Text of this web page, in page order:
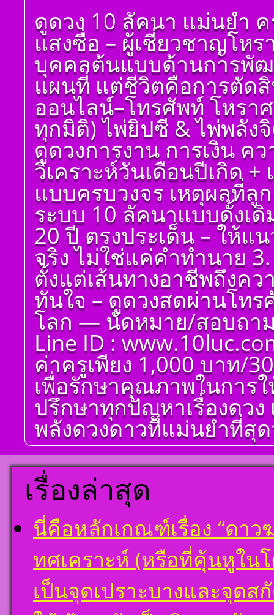
แข็งแก้ไขข้อบกพร่อง
ในพื้นดวงชาตา
ตั้งชื่อมงคลคนเกิดวัน
พุธ ตั้งชื่อดี เป็นมงคล
ชื่อมงคล ตั้งชื่อ เลข
ศาสตร์ มหาทักษา พลัง
ดาวพระเคราะห์ ตั้ง
ดวงถอดดาวด้วยโหรา
ศาตร์ ๑๐ ลัคนา ออกมา
เป็นจุดอ่อนจุดแข็ง
แก้ไขข้อบกพร่องในพื้น
ดวงชาตา
ตั้งชื่อมงคลคนเกิดวัน
พฤหัสบดี ตั้งชื่อดี เป็น
มงคล ชื่อมงคล ตั้งชื่อ
เลขศาสตร์ มหาทักษา
พลังดาวพระเคราะห์
ตั้งดวงถอดดาวด้วย
โหราศาตร์ ๑๐ ลัคนา
ออกมาเป็นจุดอ่อนจุด
แข็งแก้ไขข้อบกพร่อง
ในพื้นดวงชาตา
ตั้งชื่อมงคลคนเกิดวัน
ศุกร์ ตั้งชื่อดี เป็นมงคล
ชื่อมงคล ตั้งชื่อ เลข
ศาสตร์ มหาทักษา พลัง
ดาวพระเคราะห์ ตั้ง
ดวงถอดดาวด้วยโหรา
ศาตร์ ๑๐ ลัคนา ออกมา
เป็นจุดอ่อนจุดแข็ง
แก้ไขข้อบกพร่องในพื้น
ดวงชาตา
ตั้งชื่อมงคลคนเกิดวัน
เสาร์ ตั้งชื่อดี เป็นมงคล
ชื่อมงคล ตั้งชื่อ เลข
ศาสตร์ มหาทักษา พลัง
ดาวพระเคราะห์ ตั้ง
ดวงถอดดาวด้วยโหรา
ศาตร์ ๑๐ ลัคนา ออกมา
เป็นจุดอ่อนจุดแข็ง
แก้ไขข้อบกพร่องในพื้น
ดวงชาตา
ตั้งชื่อมงคลคนเกิดวัน
อาทิตย์ ตั้งชื่อดี เป็น
มงคล ชื่อมงคล ตั้งชื่อ
เลขศาสตร์ มหาทักษา
พลังดาวพระเคราะห์
ตั้งดวงถอดดาวด้วย
โหราศาตร์ ๑๐ ลัคนา
ออกมาเป็นจุดอ่อนจุด
แข็งแก้ไขข้อบกพร่อง
ในพื้นดวงชาตา
ดูดวง 10 ลัคนา แม่นยำ
แสงซื่อ – ผู้เชี่ยวชาญโห
บุคคลต้นแบบด้านการพัฒ
แผนที่ แต่ชีวิตคือการตัด
ออนไลน์–โทรศัพท์ โหรา
ทุกมิติ) ไพ่ยิปซี & ไพ่พลัง
ดูดวงการงาน การเงิน ค
วิเคราะห์วันเดือนปีเกิด
แบบครบวงจร เหตุผลที่ลู
ระบบ 10 ลัคนาแบบดั้งเ
20 ปี ตรงประเด็น – ให้แ
จริง ไม่ใช่แค่คำทำนาย
ตั้งแต่เส้นทางอาชีพถึงค
ทันใจ – ดูดวงสดผ่านโท
โลก — นัดหมาย/สอบถา
Line ID :
ค่าครูเพียง 1,000 บาท/
เพื่อรักษาคุณภาพในการ
ปรึกษาทุกปัญหาเรื่องดวง
พลังดวงดาวที่แม่นยำที่สุ
เรื่องล่าสุด
นี่คือหลักเกณฑ์เรื่อง “ดา
ทศเคราะห์ (หรือที่คุ้นหูใน
เป็นจุดเปราะบางและจุด